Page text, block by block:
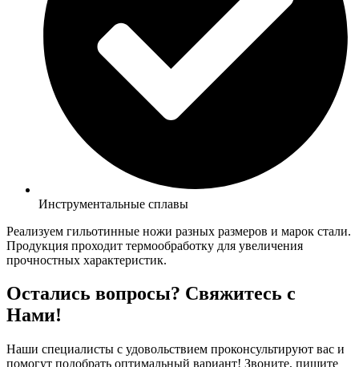
Инструментальные сплавы
Реализуем гильотинные ножи разных размеров и марок стали.
Продукция проходит термообработку для увеличения
прочностных характеристик.
Остались вопросы? Свяжитесь с
Нами!
Наши специалисты с удовольствием проконсультируют вас и
помогут подобрать оптимальный вариант! Звоните, пишите